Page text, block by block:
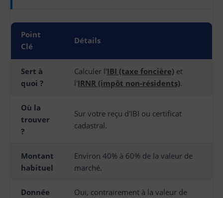
Point
Clé
Détails
Sert à
quoi ?
Calculer l'IBI (taxe foncière) et
l'IRNR (impôt non-résidents).
Où la
trouver
?
Sur votre reçu d'IBI ou certificat
cadastral.
Montant
habituel
Environ 40% à 60% de la valeur de
marché.
Donnée
Oui, contrairement à la valeur de